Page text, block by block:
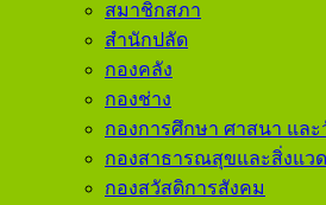
สมาชิกสภา
สำนักปลัด
กองคลัง
กองช่าง
กองการศึกษา ศาสนา แล
กองสาธารณสุขและสิ่งแว
กองสวัสดิการสังคม